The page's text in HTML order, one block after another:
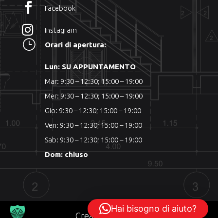
 Facebook
 Instagram
} Orari di apertura:
Lun: SU APPUNTAMENTO
Mar: 9:30 – 12:30; 15:00 – 19:00
Mer: 9:30 – 12:30; 15:00 – 19:00
Gio: 9:30 – 12:30; 15:00 – 19:00
Ven: 9:30 – 12:30; 15:00 – 19:00
Sab: 9:30 – 12:30; 15:00 – 19:00
Dom: chiuso
Created by
Hai bisogno di aiuto?